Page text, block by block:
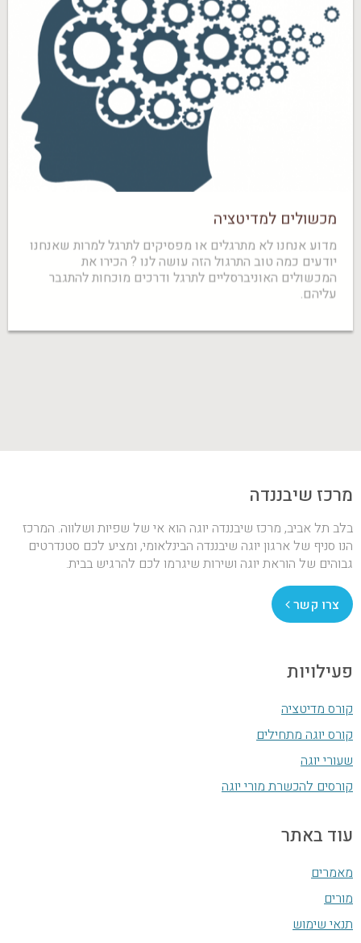
מכשולים למדיטציה
מדוע אנחנו לא מתרגלים או מפסיקים לתרגל למרות שאנחנו
יודעים כמה טוב התרגול הזה עושה לנו ? הכירו את
המכשולים האוניברסליים לתרגל ודרכים מוכחות להתגבר
עליהם.
מרכז שיבננדה
בלב תל אביב, מרכז שיבננדה יוגה הוא אי של שפיות ושלווה. המרכז
הנו סניף של ארגון יוגה שיבננדה הבינלאומי, ומציע לכם סטנדרטים
גבוהים של הוראת יוגה ושירות שיגרמו לכם להרגיש בבית.
צרו קשר
פעילויות
קורס מדיטציה
קורס יוגה מתחילים
שעורי יוגה
קורסים להכשרת מורי יוגה
עוד באתר
מאמרים
מורים
תנאי שימוש